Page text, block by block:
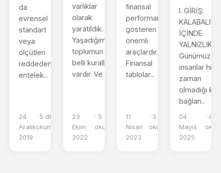
da
evrensel
standart
veya
ölçütleri
reddeden
entelek...
24
Aralık
2019
· 5 dk
okuma
varlıklar
olarak
yaratıldık.
Yaşadığımız
toplumun da
belli kuralları
vardır. Ve ...
23
Ekim
2022
· 5 dk
okuma
finansal
performansını
gösteren
önemli
araçlardır.
Finansal
tablolar...
11
Nisan
2023
· 3 dk
okuma
I. GİRİŞ:
İÇİNDE
YALNIZLIK
Günümüzde
insanlar
zaman
olmadığı
bağlan...
04
Mayıs
2025
· 4